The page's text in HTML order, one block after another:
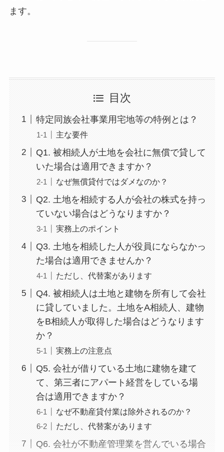
ます。
目次
特定同族会社事業用宅地等の特例とは？
主な要件
Q1. 被相続人が土地を会社に無償で貸して
いた場合は適用できますか？
なぜ無償貸付ではダメなのか？
Q2. 土地を相続する人が会社の株式を持っ
ていない場合はどうなりますか？
実務上のポイント
Q3. 土地を相続した人が役員にならなかっ
た場合は適用できませんか？
ただし、代替案があります
Q4. 被相続人は土地と建物を所有して会社
に貸していました。土地をA相続人、建物
をB相続人が取得した場合はどうなります
か？
実務上の注意点
Q5. 会社が借りている土地に建物を建て
て、第三者にアパート経営をしている場
合は適用できますか？
なぜ不動産貸付業は除外されるのか？
ただし、代替案があります
Q6. 会社が不動産管理業を営んでいる場合